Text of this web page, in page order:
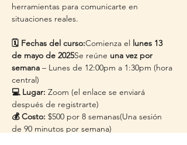
herramientas para comunicarte en
situaciones reales.
🗓️ Fechas del curso:Comienza el lunes 13
de mayo de 2025Se reúne una vez por
semana – Lunes de 12:00pm a 1:30pm (hora
central)
💻 Lugar: Zoom (el enlace se enviará
después de registrarte)
💰 Costo: $500 por 8 semanas(Una sesión
de 90 minutos por semana)